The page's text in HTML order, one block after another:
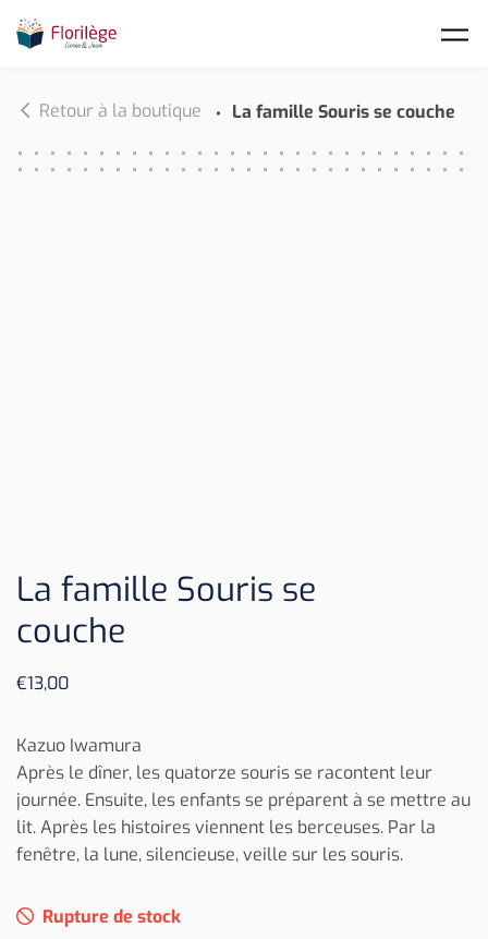
Retour à la boutique La famille Souris se couche
La famille Souris se
couche
€13,00
Kazuo Iwamura
Après le dîner, les quatorze souris se racontent leur
journée. Ensuite, les enfants se préparent à se mettre au
lit. Après les histoires viennent les berceuses. Par la
fenêtre, la lune, silencieuse, veille sur les souris.
Rupture de stock